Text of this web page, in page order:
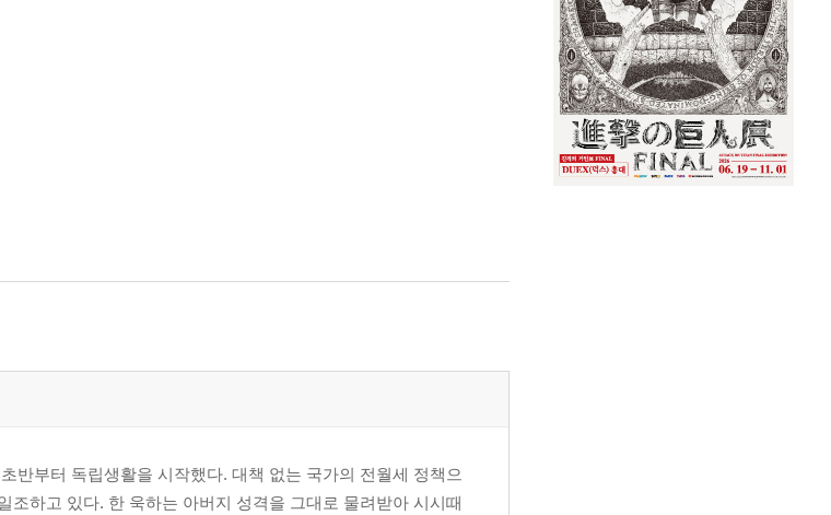
반부터 독립생활을 시작했다. 대책 없는 국가의 전월세 정책으
하고 있다. 한 욱하는 아버지 성격을 그대로 물려받아 시시때